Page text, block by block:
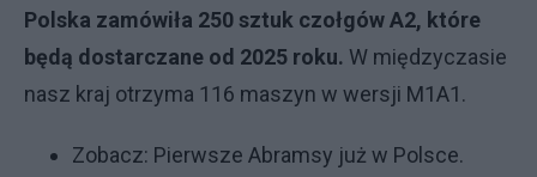
Polska zamówiła 250 sztuk czołgów A2, które
będą dostarczane od 2025 roku. W międzyczasie
nasz kraj otrzyma 116 maszyn w wersji M1A1.
Zobacz: Pierwsze Abramsy już w Polsce.